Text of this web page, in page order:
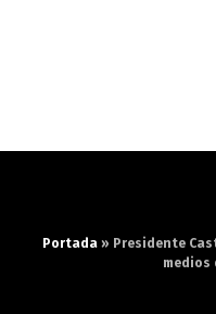
Portada» Presidente
medios